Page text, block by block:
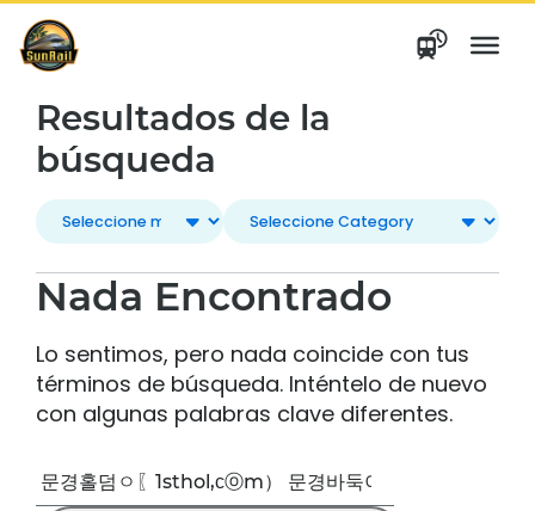
saltar
contenido
Resultados de la
búsqueda
Nada Encontrado
Lo sentimos, pero nada coincide con tus
términos de búsqueda. Inténtelo de nuevo
con algunas palabras clave diferentes.
Buscar